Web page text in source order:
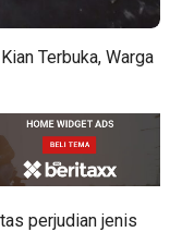
Terbuka, Warga
perjudian jenis